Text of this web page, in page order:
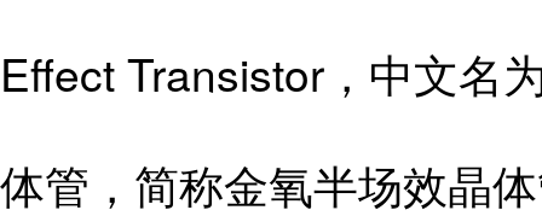
Effect Transistor，中文名
体管，简称金氧半场效晶